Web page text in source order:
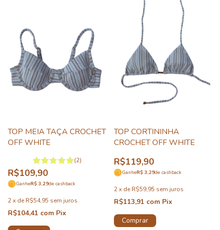
TOP MEIA TAÇA CROCHET
OFF WHITE
(2)
R$109,90
GanheR$ 3,29de cashback
2x de R$54,95 sem juros
R$104,41 com Pix
TOP CORTININHA
CROCHET OFF WHITE
R$119,90
GanheR$ 3,29de cashback
2x de R$59,95 sem juros
R$113,91 com Pix
Comprar